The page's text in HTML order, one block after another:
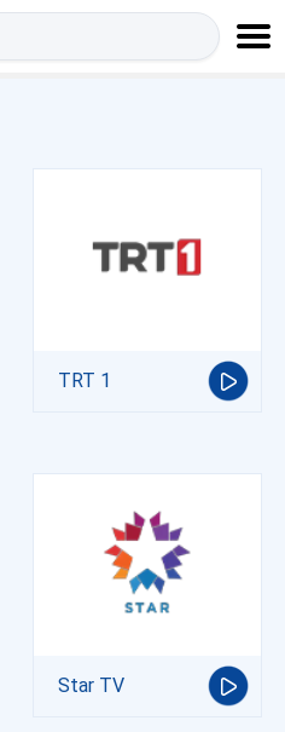
TRT 1
Star TV